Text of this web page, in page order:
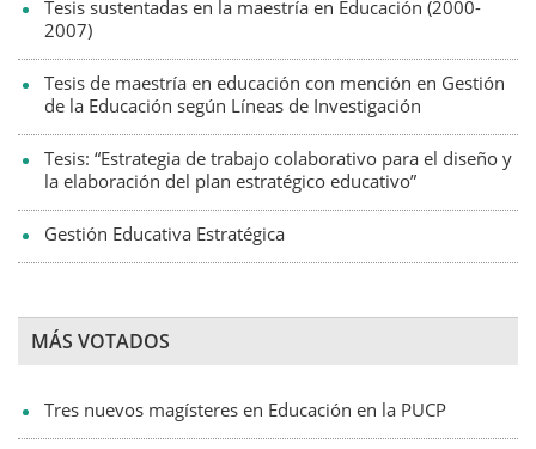
Tesis sustentadas en la maestría en Educación (2000-
2007)
Tesis de maestría en educación con mención en Gestión
de la Educación según Líneas de Investigación
Tesis: “Estrategia de trabajo colaborativo para el diseño y
la elaboración del plan estratégico educativo”
Gestión Educativa Estratégica
MÁS VOTADOS
Tres nuevos magísteres en Educación en la PUCP